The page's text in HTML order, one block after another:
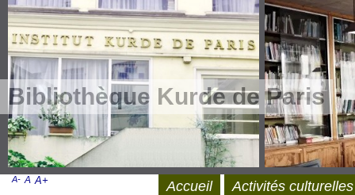
Bibliothèque Kurde de Paris
Accueil Activités culturelles
A- A A+